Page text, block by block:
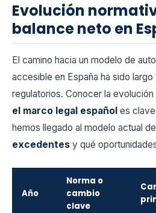
Evolución
balance neto en
El camino hacia un modelo de
accesible en España ha sido
regulatorios. Conocer la evolución
el marco legal español es
hemos llegado al modelo actual de
excedentes y qué
Año
Norma o
cambio
clave